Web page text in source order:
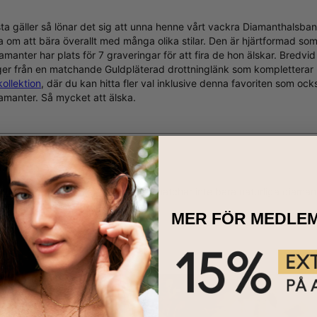
gäller så lönar det sig att unna henne vårt vackra
att bära överallt med många olika stilar. Den är hjärtformad
har plats för 7 graveringar för att fira de hon älskar.
från en matchande Guldpläterad drottninglänk som
, där du kan hitta fler val inklusive denna favoriten som
. Så mycket att älska.
labbodlade diamantermatchar inte bara naturliga
utan gruvdrift.
MER FÖR